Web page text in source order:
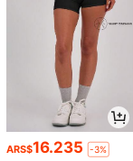
ARS$16.235 -3%